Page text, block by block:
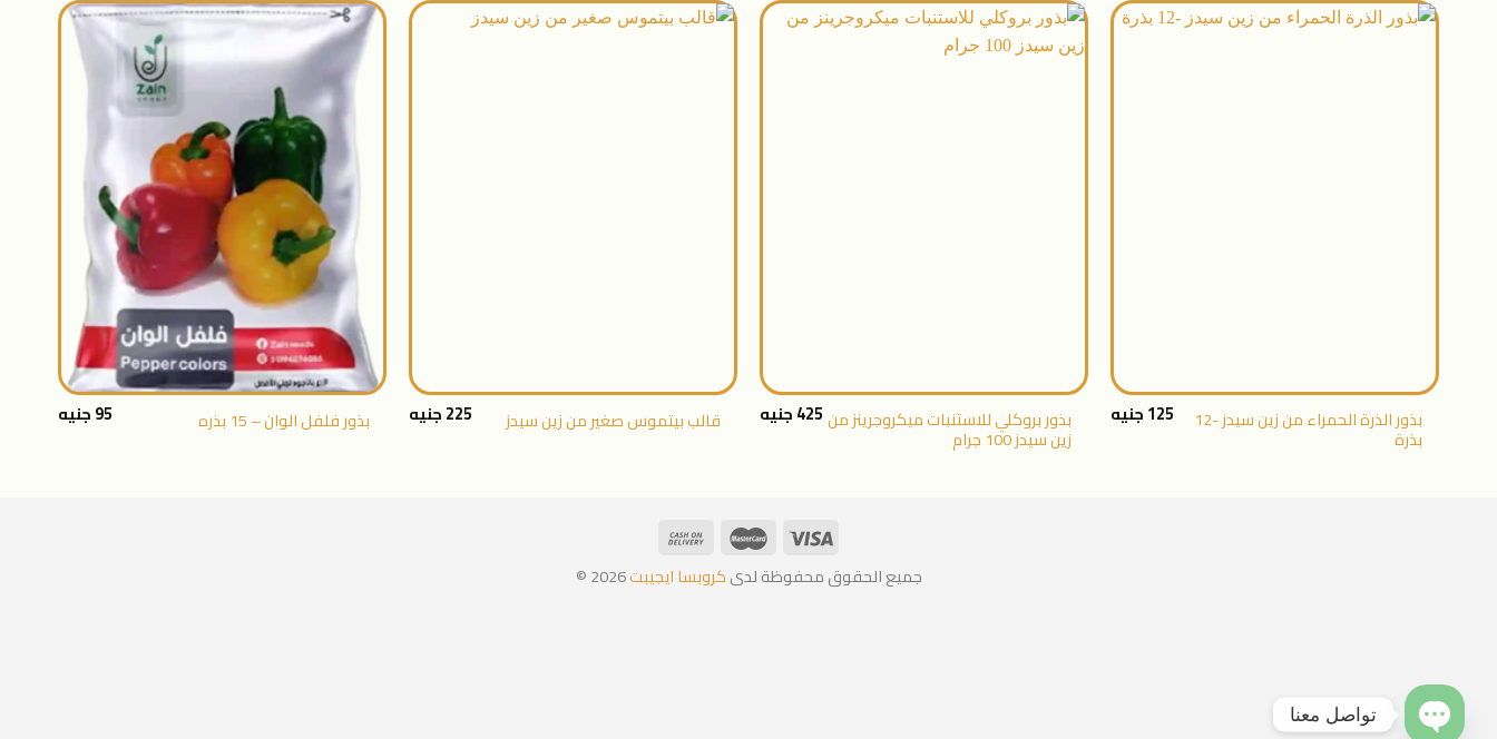
بذور الذرة الحمراء من زين سيدز -12
بذرة
125جنيه بذور بروكلي للاستنبات ميكروجرينز من
زين سيدز 100 جرام
425جنيه قالب بيتموس صغير من زين سيدز 225جنيه
+
بذور فلفل الوان – 15 بذره 95جنيه
جميع الحقوق محفوظة لدىكروبسا ايجيبت2026 ©
تواصل معنا